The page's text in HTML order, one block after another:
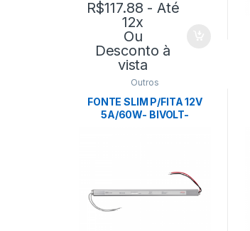
R$117.88 - Até
12x
Ou
Desconto à
vista
Outros
FONTE SLIM P/FITA 12V
5A/60W- BIVOLT-